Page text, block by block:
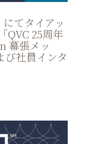
てタイアッ
QVC 25周年
幕張メッ
び社員インタ